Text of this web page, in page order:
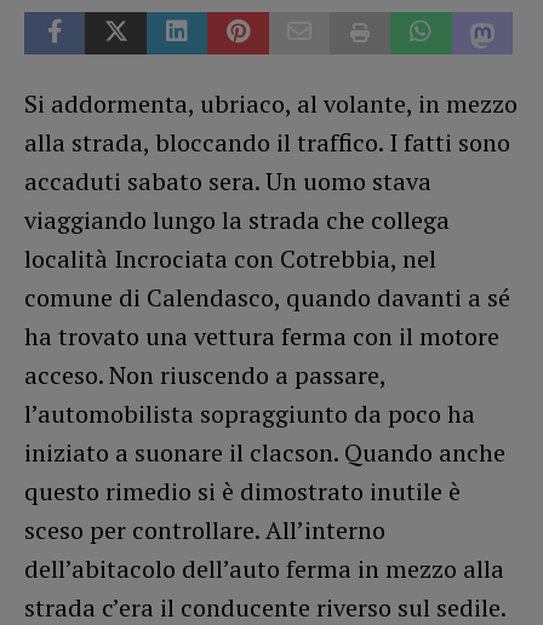
Si addormenta, ubriaco, al volante, in mezzo
alla strada, bloccando il traffico. I fatti sono
accaduti sabato sera. Un uomo stava
viaggiando lungo la strada che collega
località Incrociata con Cotrebbia, nel
comune di Calendasco, quando davanti a sé
ha trovato una vettura ferma con il motore
acceso. Non riuscendo a passare,
l’automobilista sopraggiunto da poco ha
iniziato a suonare il clacson. Quando anche
questo rimedio si è dimostrato inutile è
sceso per controllare. All’interno
dell’abitacolo dell’auto ferma in mezzo alla
strada c’era il conducente riverso sul sedile.